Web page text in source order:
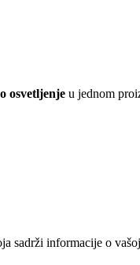
osvetljenje u jednom
sadrži informacije o